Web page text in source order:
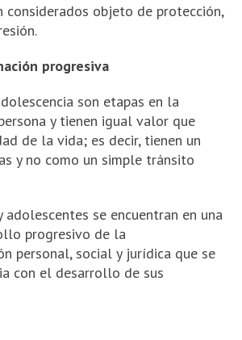
considerados objeto de protección,
progresiva
son etapas en la
y tienen igual valor que
de la vida; es decir, tienen un
y no como un simple tránsito
adolescentes se encuentran en una
progresivo de la
personal, social y jurídica que se
con el desarrollo de sus